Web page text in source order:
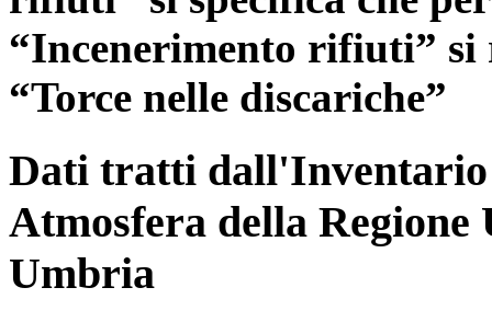
“Incenerimento rifiuti”
“Torce nelle discariche”
Dati tratti dall'Inventario
Atmosfera della
Umbria